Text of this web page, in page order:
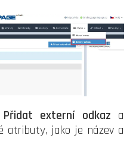
Přidat externí odkaz a
atributy, jako je název a